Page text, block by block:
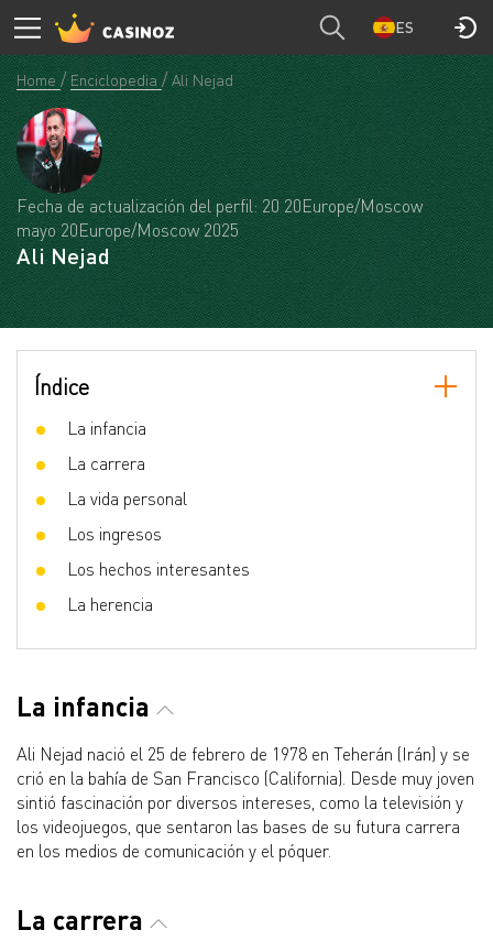
ES
Home Enciclopedia Ali Nejad
Fecha de actualización del perfil: 20 20Europe/Moscow
mayo 20Europe/Moscow 2025
Ali Nejad
Índice
La infancia
La carrera
La vida personal
Los ingresos
Los hechos interesantes
La herencia
La infancia
Ali Nejad nació el 25 de febrero de 1978 en Teherán (Irán) y se
crió en la bahía de San Francisco (California). Desde muy joven
sintió fascinación por diversos intereses, como la televisión y
los videojuegos, que sentaron las bases de su futura carrera
en los medios de comunicación y el póquer.
La carrera